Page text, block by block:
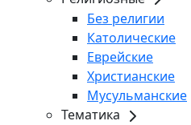
Без религии
Католические
Еврейские
Христианские
Мусульманские
Тематика